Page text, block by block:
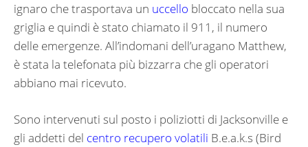
ignaro che trasportava un uccello bloccato nella sua
griglia e quindi è stato chiamato il 911, il numero
delle emergenze. All’indomani dell’uragano Matthew,
è stata la telefonata più bizzarra che gli operatori
abbiano mai ricevuto.
Sono intervenuti sul posto i poliziotti di Jacksonville e
gli addetti del centro recupero volatili B.e.a.k.s (Bird